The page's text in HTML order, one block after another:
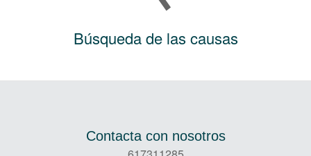
Búsqueda de las causas
Contacta con nosotros